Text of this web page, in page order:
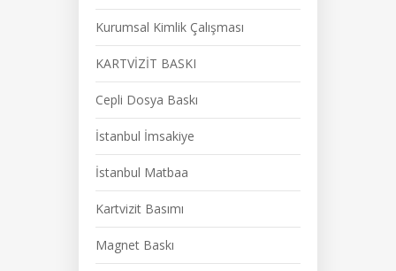
Kurumsal Kimlik Çalışması
KARTVİZİT BASKI
Cepli Dosya Baskı
İstanbul İmsakiye
İstanbul Matbaa
Kartvizit Basımı
Magnet Baskı